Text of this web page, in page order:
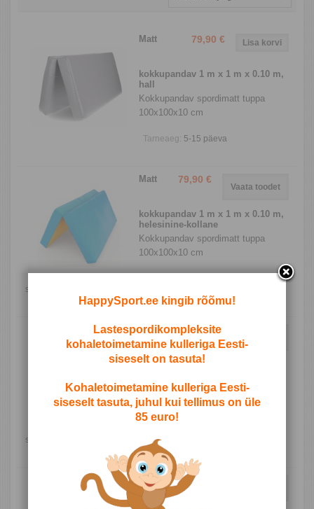
79,90 €
Matt
kokkupandav 1 m x 1 m x 0.10 m,
hall
Kokkupandav spordimatt tuppa
100х100x10 cm
Tarneaeg: 5-15 päeva
Vaata toodet
79,90 €
Matt
kokkupandav 1 m x 1 m x 0.10 m,
helesinine-kollane
Kokkupandav spordimatt tuppa
100х100x10 cm
saabumisest: info@happysport.ee
Vaata toodet
79,90 €
Matt
kokkupandav 1 m x 1 m x 0.10 m,
Kokkupandav spordimatt tuppa
100х100x10 cm
saabumisest: info@happysport.ee
Tarneaeg:
79,90 €
Matt
HappySport.ee kingib rõõmu!
Lastespordikompleksite
kohaletoimetamine kulleriga Eesti-
siseselt on tasuta!
Kohaletoimetamine kulleriga Eesti-
siseselt tasuta, juhul kui tellimus on üle
85 euro!